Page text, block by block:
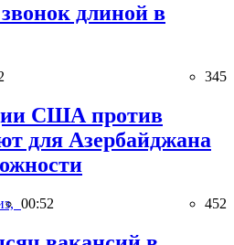
длиной в
345
США против
для Азербайджана
00:52 452